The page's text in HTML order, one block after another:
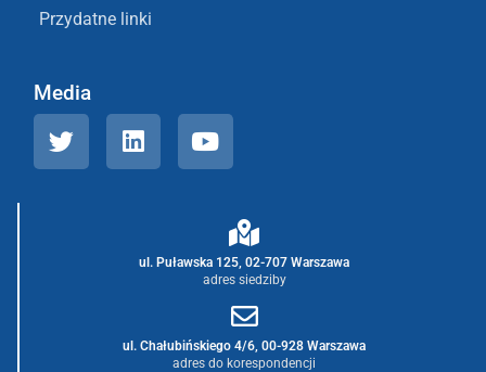
Przydatne linki
Media
ul. Puławska 125, 02-707 Warszawa
adres siedziby
ul. Chałubińskiego 4/6, 00-928 Warszawa
adres do korespondencji